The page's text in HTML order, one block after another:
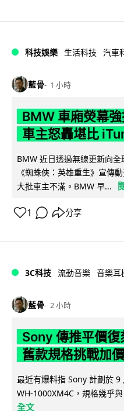
科技娛樂 生活科技 汽車
藍骨 1 小時
BMW 車廂熒幕
車主怒轟堪比
BMW 近日透過無線更新向
《蜘蛛俠：英雄重生》宣傳
大批車主不滿。BMW 早...
1 分享
3C科技 流動音樂 音樂耳
藍骨 2 小時
Sony 傳推平價
舊款規格挑戰加
最近有爆料指 Sony 計劃於
WH-1000XM4C，規格幾乎
全文